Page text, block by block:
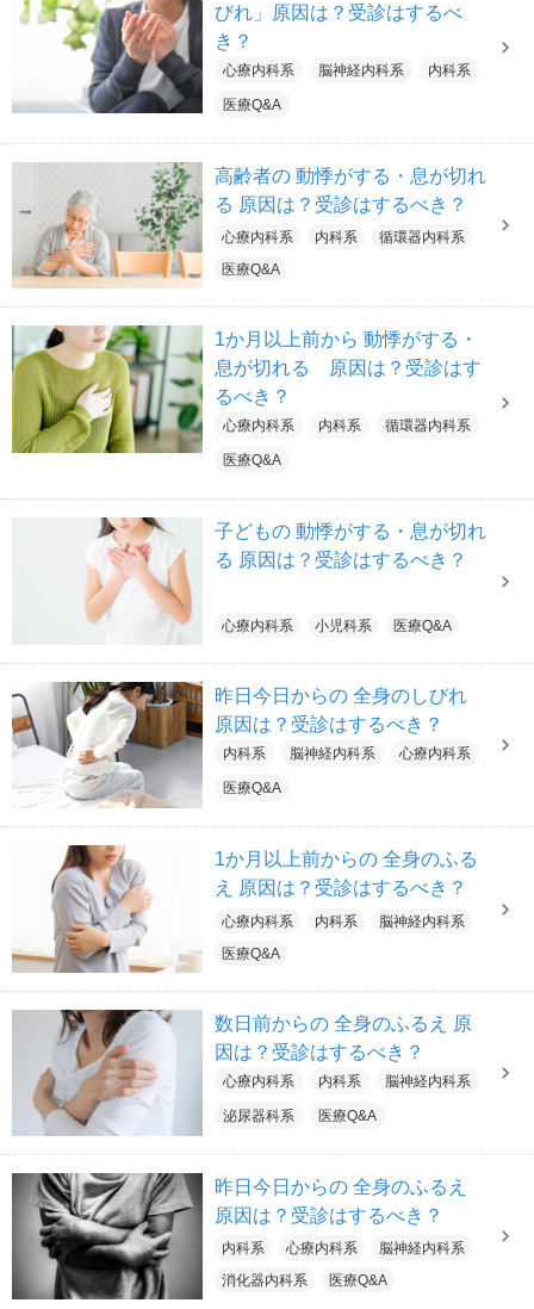
びれ」原因は？受診はするべ
き？
心療内科系 脳神経内科系 内科系
医療Q&A
高齢者の 動悸がする・息が切れ
る 原因は？受診はするべき？
心療内科系 内科系
循環器内科系
医療Q&A
1か月以上前から 動悸がする・
息が切れる 原因は？受診はす
るべき？
心療内科系 内科系 循環器内科系
医療Q&A
子どもの 動悸がする・息が切れ
る 原因は？受診はするべき？
心療内科系 小児科系 医療Q&A
昨日今日からの 全身のしびれ
原因は？受診はするべき？
内科系 脳神経内科系 心療内科系
医療Q&A
1か月以上前からの 全身のふる
え 原因は？受診はするべき？
心療内科系 内科系
脳神経内科系
医療Q&A
数日前からの 全身のふるえ 原
因は？受診はするべき？
心療内科系 内科系 脳神経内科系
泌尿器科系 医療Q&A
昨日今日からの 全身のふるえ
原因は？受診はするべき？
内科系 心療内科系
脳神経内科系
消化器内科系
医療Q&A